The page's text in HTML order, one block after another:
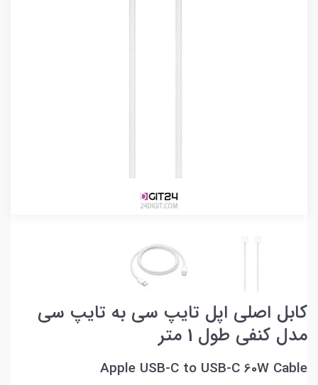
کابل اصلی اپل تایپ سی به تایپ سی
مدل کنفی طول 1 متر
Apple USB-C to USB-C 60W Cable